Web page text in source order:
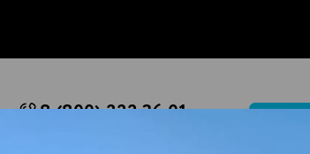
8 (800) 222 36 01